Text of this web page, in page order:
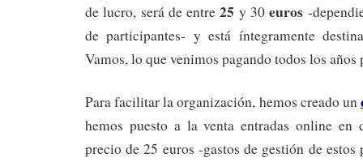
de lucro, será de entre 25 y 30euros -
de participantes- y está íntegramente
Vamos, lo que venimos pagando todos los años
Para facilitar la organización, hemos creado un
hemos puesto a la venta entradas online en
precio de 25 euros -gastos de gestión de